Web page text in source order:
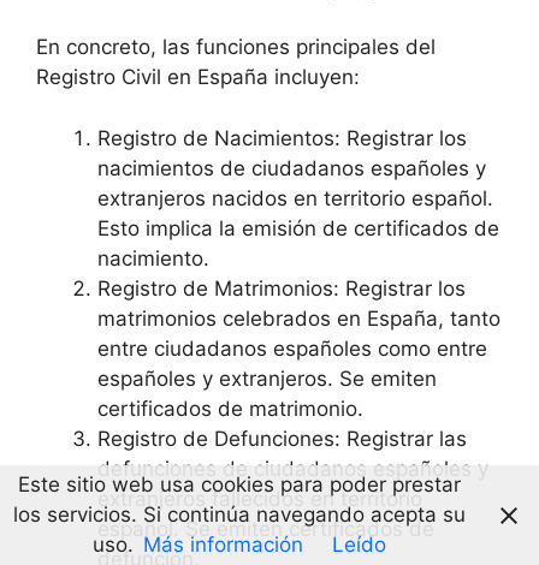
En concreto, las funciones principales del
Registro Civil en España incluyen:
Registro de Nacimientos: Registrar los
nacimientos de ciudadanos españoles y
extranjeros nacidos en territorio español.
Esto implica la emisión de certificados de
nacimiento.
Registro de Matrimonios: Registrar los
matrimonios celebrados en España, tanto
entre ciudadanos españoles como entre
españoles y extranjeros. Se emiten
certificados de matrimonio.
Registro de Defunciones: Registrar las
defunciones de ciudadanos españoles y
extranjeros fallecidos en territorio
español. Se emiten certificados de
defunción.
Este sitio web usa cookies para poder prestar
los servicios. Si continúa navegando acepta su
uso. Más información Leído